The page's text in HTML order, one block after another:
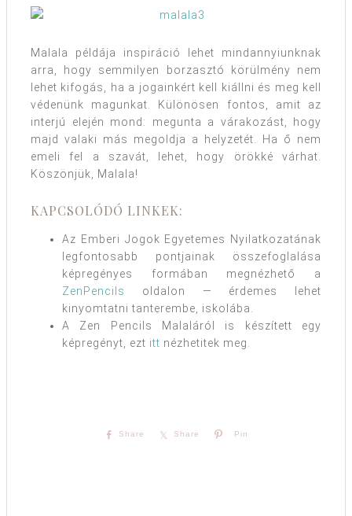
Malala példája inspiráció lehet mindannyiunknak
arra, hogy semmilyen borzasztó körülmény nem
lehet kifogás, ha a jogainkért kell kiállni és meg kell
védenünk magunkat. Különösen fontos, amit az
interjú elején mond: megunta a várakozást, hogy
majd valaki más megoldja a helyzetét. Ha ő nem
emeli fel a szavát, lehet, hogy örökké várhat.
Köszönjük, Malala!
KAPCSOLÓDÓ LINKEK:
Az Emberi Jogok Egyetemes Nyilatkozatának
legfontosabb pontjainak összefoglalása
képregényes formában megnézhető a
ZenPencils
oldalon — érdemes lehet
kinyomtatni tanterembe, iskolába.
A Zen Pencils Malaláról is készített egy
képregényt, ezt itt nézhetitek meg.
Share Share Pin